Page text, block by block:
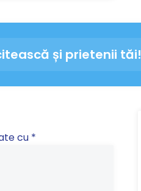
și prietenii tăi!
cu *